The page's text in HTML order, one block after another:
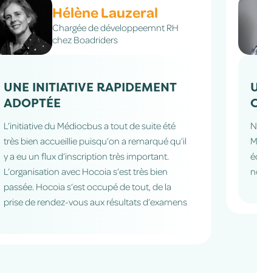
Dr Imad Chaaban
Président CPTS Grand Agenais
UNE ÉQUIPE ENGAGÉE À NOS
CÔTÉS DÈS LE DÉPART
Nous avons fait confiance à une start-up.
Merci à Benoît Bourre, Gustavo et leurs
équipes qui ont accepté de se lancer avec
nous avec beaucoup d'enthousiasme.